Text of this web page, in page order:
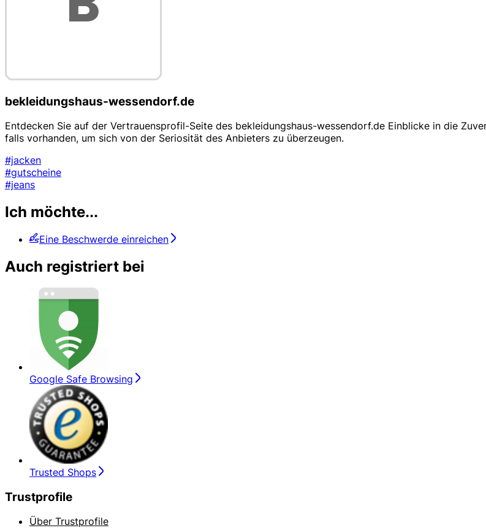
bekleidungshaus-wessendorf.de
Entdecken Sie auf der Vertrauensprofil-Seite des bekleidungshaus-wessendorf.de Einblicke in die
falls vorhanden, um sich von der Seriosität des Anbieters zu überzeugen.
#jacken
#gutscheine
#jeans
Ich möchte...
Eine Beschwerde einreichen
Auch registriert bei
Google Safe Browsing
Trusted Shops
Trustprofile
Über Trustprofile